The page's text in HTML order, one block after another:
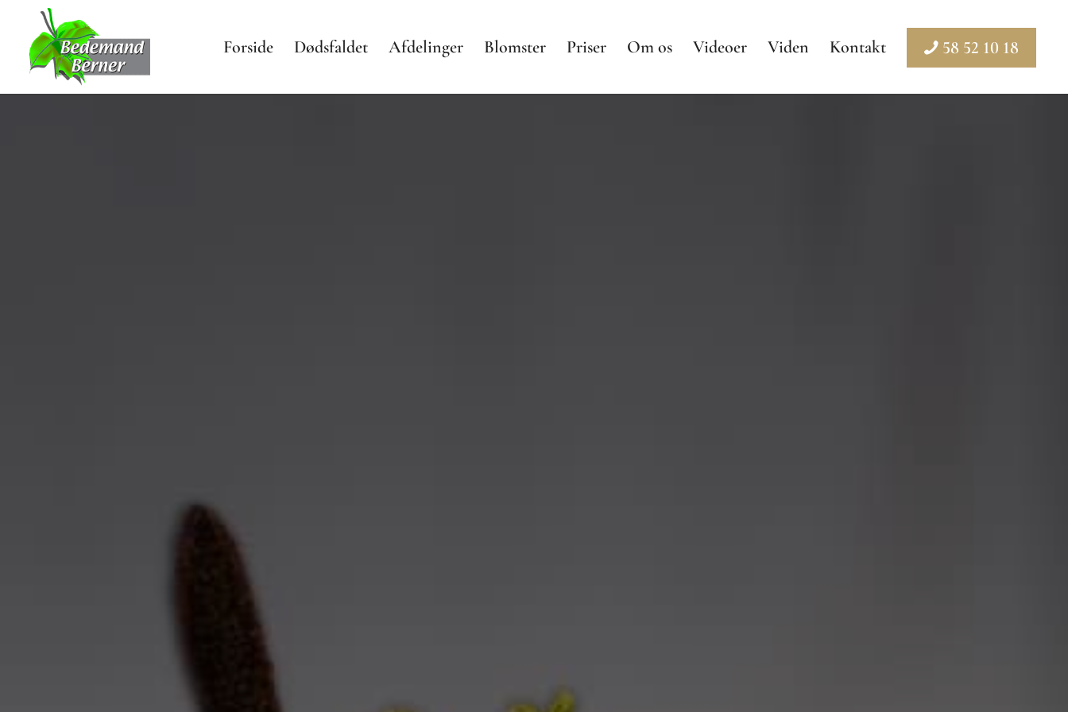
Forside Dødsfaldet Afdelinger Blomster Priser Om os Videoer Viden Kontakt 58 52 10 18